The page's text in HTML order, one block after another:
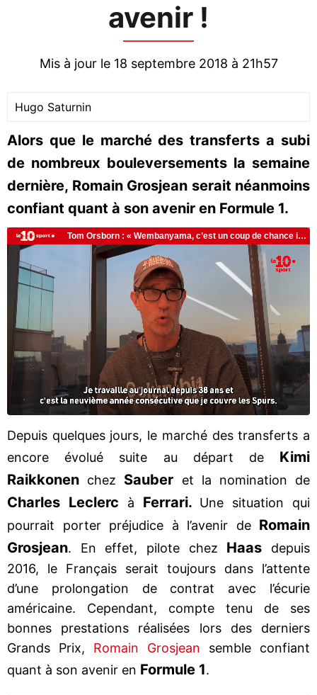
avenir !
Mis à jour le 18 septembre 2018 à 21h57
Hugo Saturnin
Alors que le marché des transferts a subi
de nombreux bouleversements la semaine
dernière, Romain Grosjean serait néanmoins
confiant quant à son avenir en Formule 1.
Depuis quelques jours, le marché des transferts a
encore évolué suite au départ de Kimi
Raikkonen chez Sauber et la nomination de
Charles Leclerc à Ferrari. Une situation qui
pourrait porter préjudice à l’avenir de Romain
Grosjean. En effet, pilote chez Haas depuis
2016, le Français serait toujours dans l’attente
d’une prolongation de contrat avec l’écurie
américaine. Cependant, compte tenu de ses
bonnes prestations réalisées lors des derniers
Grands Prix, Romain Grosjean semble confiant
quant à son avenir en Formule 1.